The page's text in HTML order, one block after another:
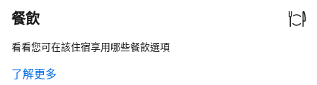
餐飲
看看您可在該住宿享用哪些餐飲選項
了解更多